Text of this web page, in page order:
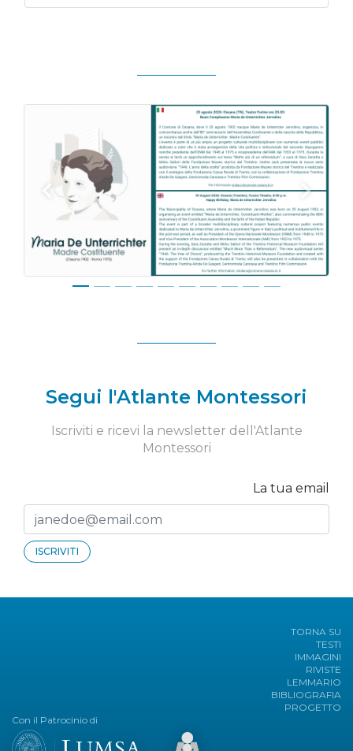
Previous
Segui l'Atlante Montessori
Iscriviti e ricevi la newsletter dell'Atlante
Montessori
La tua email
ISCRIVITI
Con il Patrocinio di
TORNA SU
TESTI
IMMAGINI
RIVISTE
LEMMARIO
BIBLIOGRAFIA
PROGETTO